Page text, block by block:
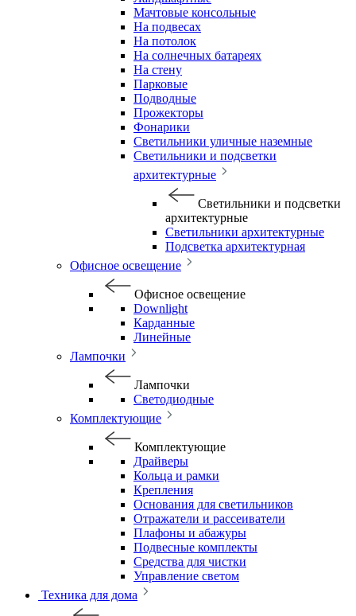
Мачтовые консольные
На подвесах
На потолок
На солнечных батареях
На стену
Парковые
Подводные
Прожекторы
Фонарики
Светильники уличные наземные
Светильники и подсветки
архитектурные
Светильники и подсветки
архитектурные
Светильники архитектурные
Подсветка архитектурная
Офисное освещение
Офисное освещение
Downlight
Карданные
Линейные
Лампочки
Лампочки
Светодиодные
Комплектующие
Комплектующие
Драйверы
Кольца и рамки
Крепления
Основания для светильников
Отражатели и рассеиватели
Плафоны и абажуры
Подвесные комплекты
Средства для чистки
Управление светом
Техника для дома